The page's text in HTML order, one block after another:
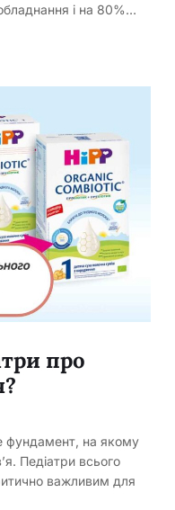
і на 80%…
про
фундамент, на якому
Педіатри всього
важливим для